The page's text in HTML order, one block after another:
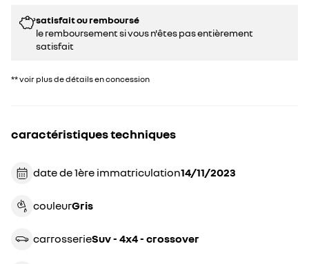
satisfait ou remboursé
le remboursement si vous n'êtes pas entièrement
satisfait
** voir plus de détails en concession
caractéristiques techniques
date de 1ère immatriculation 14/11/2023
couleur gris
carrosserie suv - 4x4 - crossover